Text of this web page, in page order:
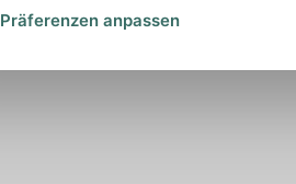
Präferenzen anpassen